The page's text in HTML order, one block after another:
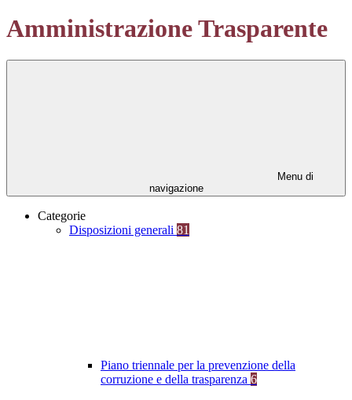
Amministrazione Trasparente
Menu di
navigazione
Categorie
Disposizioni generali 81
Piano triennale per la prevenzione della
corruzione e della trasparenza 6